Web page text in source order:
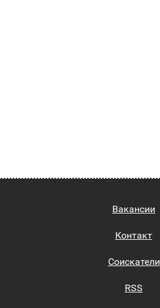
Вакансии
Контакт
Соискатели
RSS